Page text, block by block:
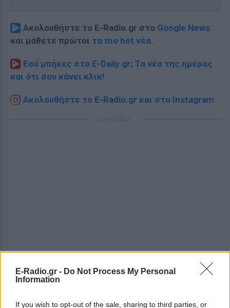
E-Radio.gr - Do Not Process My Personal
Information
If you wish to opt-out of the sale, sharing to third parties, or
Ακολουθήστε το E-Radio.gr στο Google News
και μάθετε πρώτοι τα πιο hot νέα.
Εσύ μπήκες στο E-Daily.gr; Τα νέα της ημέρας
και ότι σου κάνει κλικ!
Ακολουθήστε το E-Radio.gr και στο Instagram